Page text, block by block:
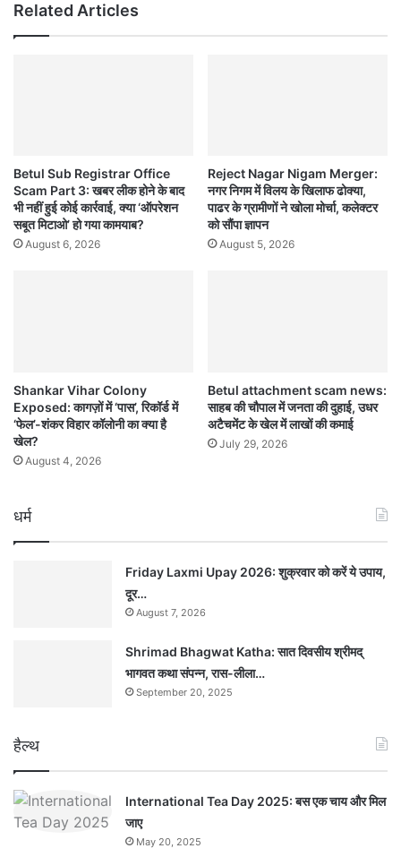
Related Articles
Betul Sub Registrar Office
Scam Part 3: खबर लीक होने के बाद
भी नहीं हुई कोई कार्रवाई, क्या ‘ऑपरेशन
सबूत मिटाओ’ हो गया कामयाब?
August 6, 2026
Reject Nagar Nigam Merger:
नगर निगम में विलय के खिलाफ ढोक्या,
पाढर के ग्रामीणों ने खोला मोर्चा, कलेक्टर
को सौंपा ज्ञापन
August 5, 2026
Shankar Vihar Colony
Exposed: कागज़ों में ‘पास’, रिकॉर्ड में
‘फेल’-शंकर विहार कॉलोनी का क्या है
खेल?
August 4, 2026
Betul attachment scam news:
साहब की चौपाल में जनता की दुहाई, उधर
अटैचमेंट के खेल में लाखों की कमाई
July 29, 2026
धर्म
Friday Laxmi Upay 2026: शुक्रवार को करें ये उपाय,
दूर…
August 7, 2026
Shrimad Bhagwat Katha: सात दिवसीय श्रीमद्
भागवत कथा संपन्न, रास-लीला…
September 20, 2025
हैल्थ
International Tea Day 2025: बस एक चाय और मिल
जाए
May 20, 2025